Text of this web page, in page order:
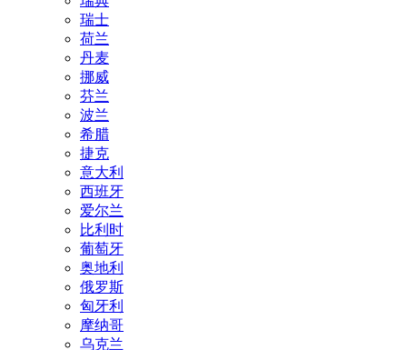
瑞士
荷兰
丹麦
挪威
芬兰
波兰
希腊
捷克
意大利
西班牙
爱尔兰
比利时
葡萄牙
奥地利
俄罗斯
匈牙利
摩纳哥
乌克兰